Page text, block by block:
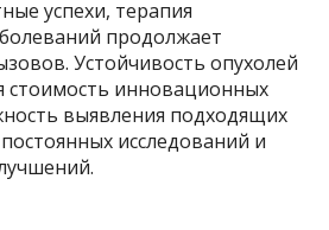
успехи, терапия
продолжает
Устойчивость опухолей
стоимость инновационных
выявления подходящих
исследований и